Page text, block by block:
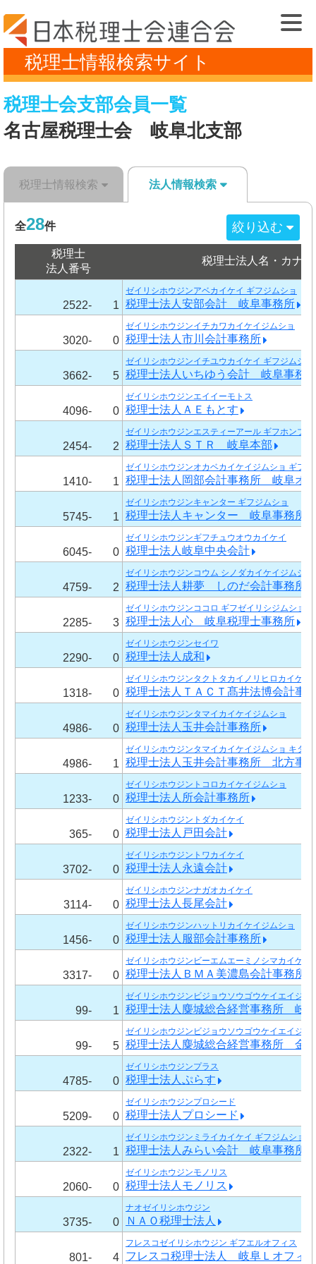
税理士情報検索サイト
税理士会支部会員一覧
名古屋税理士会 岐阜北支部
税理士情報検索 法人情報検索
全28件 絞り込む
税理士
法人番号
税理士法人名・カナ
2522- 1
ゼイリシホウジンアベカイケイ ギフジムショ
税理士法人安部会計 岐阜事務所
3020- 0
ゼイリシホウジンイチカワカイケイジムショ
税理士法人市川会計事務所
3662- 5
ゼイリシホウジンイチユウカイケイ ギフジムショ
税理士法人いちゆう会計 岐阜事務
4096- 0
ゼイリシホウジンエイイーモトス
税理士法人ＡＥもとす
2454- 2
ゼイリシホウジンエスティーアール ギフホンブ
税理士法人ＳＴＲ 岐阜本部
1410- 1
ゼイリシホウジンオカベカイケイジムショ ギフオ
税理士法人岡部会計事務所 岐阜オ
5745- 1
ゼイリシホウジンキャンター ギフジムショ
税理士法人キャンター 岐阜事務所
6045- 0
ゼイリシホウジンギフチュウオウカイケイ
税理士法人岐阜中央会計
4759- 2
ゼイリシホウジンコウム シノダカイケイジムショ
税理士法人耕夢 しのだ会計事務所
2285- 3
ゼイリシホウジンココロ ギフゼイリシジムショ
税理士法人心 岐阜税理士事務所
2290- 0
ゼイリシホウジンセイワ
税理士法人成和
1318- 0
ゼイリシホウジンタクトタカイノリヒロカイケイ
税理士法人ＴＡＣＴ髙井法博会計事
4986- 0
ゼイリシホウジンタマイカイケイジムショ
税理士法人玉井会計事務所
4986- 1
ゼイリシホウジンタマイカイケイジムショ キタガ
税理士法人玉井会計事務所 北方事
1233- 0
ゼイリシホウジントコロカイケイジムショ
税理士法人所会計事務所
365- 0
ゼイリシホウジントダカイケイ
税理士法人戸田会計
3702- 0
ゼイリシホウジントワカイケイ
税理士法人永遠会計
3114- 0
ゼイリシホウジンナガオカイケイ
税理士法人長尾会計
1456- 0
ゼイリシホウジンハットリカイケイジムショ
税理士法人服部会計事務所
3317- 0
ゼイリシホウジンビーエムエーミノシマカイケイ
税理士法人ＢＭＡ美濃島会計事務所
99- 1
ゼイリシホウジンビジョウソウゴウケイエイジム
税理士法人麋城総合経営事務所 岐
99- 5
ゼイリシホウジンビジョウソウゴウケイエイジム
税理士法人麋城総合経営事務所 金
4785- 0
ゼイリシホウジンプラス
税理士法人ぷらす
5209- 0
ゼイリシホウジンプロシード
税理士法人プロシード
2322- 1
ゼイリシホウジンミライカイケイ ギフジムショ
税理士法人みらい会計 岐阜事務所
2060- 0
ゼイリシホウジンモノリス
税理士法人モノリス
3735- 0
ナオゼイリシホウジン
ＮＡＯ税理士法人
801- 4
フレスコゼイリシホウジン ギフエルオフィス
フレスコ税理士法人 岐阜Ｌオフィ